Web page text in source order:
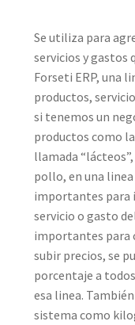
Se utiliza para
servicios y gastos
Forseti ERP, una
productos,
si tenemos un
productos como
llamada
pollo, en una linea
importantes para
servicio o gasto
importantes para
subir precios, se
porcentaje a
esa linea.
sistema como